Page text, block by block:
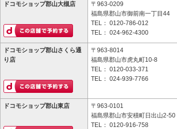
ドコモショップ郡山大槻店
〒963-0209
福島県郡山市御前南一丁目44
TEL： 0120-786-012
TEL： 024-962-4300
ドコモショップ郡山さくら通
り店
〒963-8014
福島県郡山市虎丸町10-8
TEL： 0120-033-371
TEL： 024-939-7766
ドコモショップ郡山東店
〒963-0101
福島県郡山市安積町日出山2-50
TEL： 0120-916-758